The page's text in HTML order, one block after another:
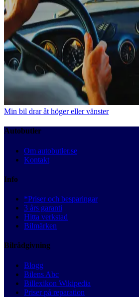
Min bil drar åt höger eller vänster
Autobutler
Om autobutler.se
Kontakt
Info
*Priser och besparingar
3 års garanti
Hitta verkstad
Bilmärken
Bilrådgivning
Blogg
Bilens Abc
Billexikon Wikipedia
Priser på reparation